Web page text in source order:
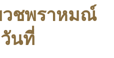
วชพราหมณ์
นที่